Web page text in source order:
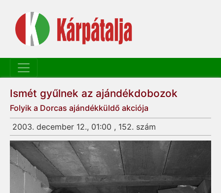
Ismét gyűlnek az ajándékdobozok
Folyik a Dorcas ajándékküldő akciója
2003. december 12., 01:00 , 152. szám